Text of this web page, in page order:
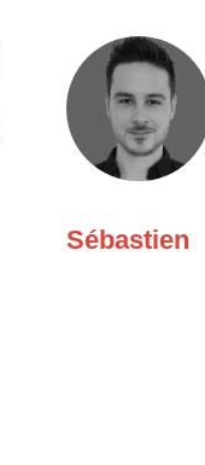
Sébastien